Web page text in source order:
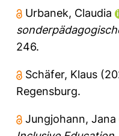
Urbanek, Claudia
246.
Schäfer, Klaus
Regensburg.
Jungjohann, Jana